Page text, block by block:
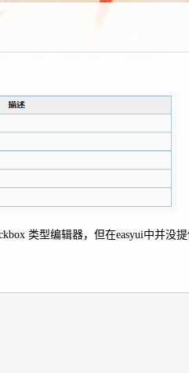
类型编辑器，但在easyui中并没提